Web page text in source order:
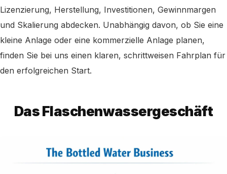
Lizenzierung, Herstellung, Investitionen, Gewinnmargen
und Skalierung abdecken. Unabhängig davon, ob Sie eine
kleine Anlage oder eine kommerzielle Anlage planen,
finden Sie bei uns einen klaren, schrittweisen Fahrplan für
den erfolgreichen Start.
Das Flaschenwassergeschäft